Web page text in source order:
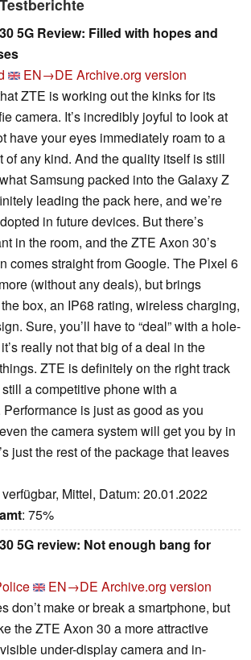
5G Review: Filled with hopes and
EN→DE Archive.org version
ZTE is working out the kinks for its
camera. It’s incredibly joyful to look at
have your eyes immediately roam to a
of any kind. And the quality itself is still
Samsung packed into the Galaxy Z
leading the pack here, and we’re
in future devices. But there’s
in the room, and the ZTE Axon 30’s
comes straight from Google. The Pixel 6
(without any deals), but brings
box, an IP68 rating, wireless charging,
Sure, you’ll have to “deal” with a hole-
really not that big of a deal in the
ZTE is definitely on the right track
a competitive phone with a
is just as good as you
the camera system will get you by in
just the rest of the package that leaves
Mittel, Datum: 20.01.2022
: 75%
5G review: Not enough bang for
EN→DE Archive.org version
don’t make or break a smartphone, but
the ZTE Axon 30 a more attractive
under-display camera and in-